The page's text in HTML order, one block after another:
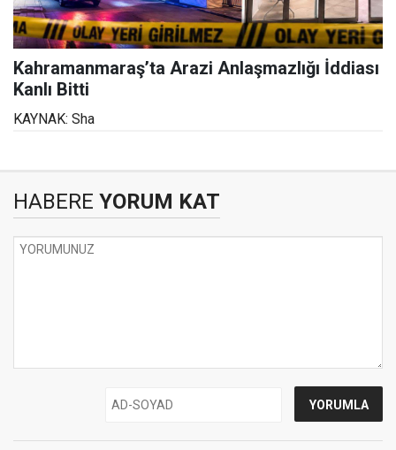
Kahramanmaraş’ta Arazi Anlaşmazlığı İddiası
Kanlı Bitti
KAYNAK: Sha
HABERE YORUM KAT